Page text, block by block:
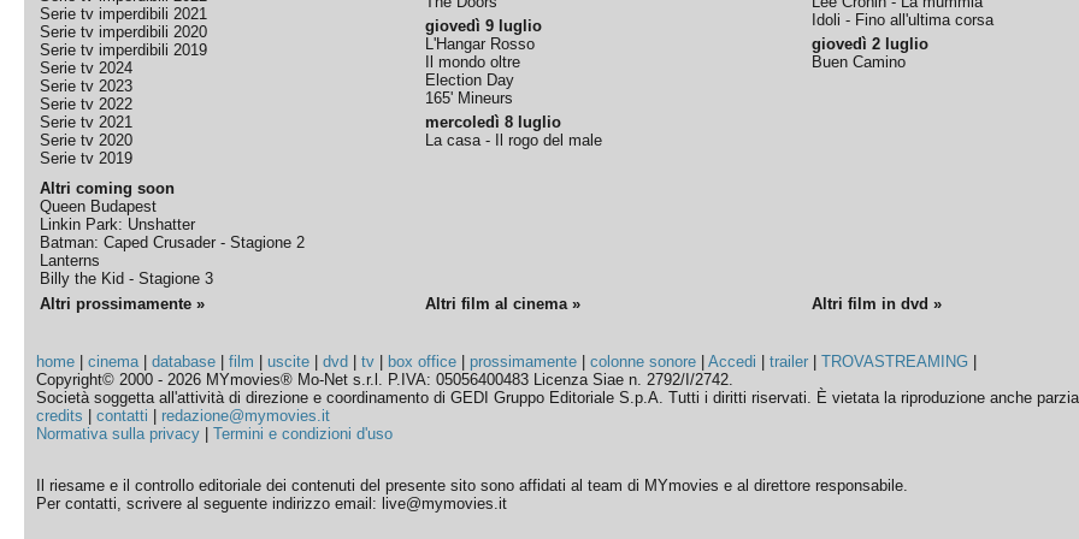
Serie tv imperdibili 2021
Serie tv imperdibili 2020
Serie tv imperdibili 2019
Serie tv 2024
Serie tv 2023
Serie tv 2022
Serie tv 2021
Serie tv 2020
Serie tv 2019
Altri coming soon
Queen Budapest
Linkin Park: Unshatter
Batman: Caped Crusader - Stagione 2
Lanterns
Billy the Kid - Stagione 3
giovedì 9 luglio
L'Hangar Rosso
Il mondo oltre
Election Day
165' Mineurs
mercoledì 8 luglio
La casa - Il rogo del male
Idoli - Fino all'ultima corsa
giovedì 2 luglio
Buen Camino
Altri prossimamente » Altri film al cinema » Altri film in dvd »
home |cinema|database |film |uscite |dvd |tv box office prossimamente |colonne sonore |Accedi |trailer |TROVASTREAMING
Copyright© 2000 - 2026 MYmovies® Mo-Net s.r.l. P.IVA: 05056400483 Licenza Siae n. 2792/I/2742.
Società soggetta all'attività di direzione e coordinamento di GEDI Gruppo Editoriale S.p.A. Tutti i diritti riservati. È vietata la riproduzione anche
credits |contatti
redazione@mymovies.it
Normativa sulla privacy |Termini e condizioni d'uso
Il riesame e il controllo editoriale dei contenuti del presente sito sono affidati al team di MYmovies e al direttore responsabile.
Per contatti, scrivere al seguente indirizzo email: live@mymovies.it